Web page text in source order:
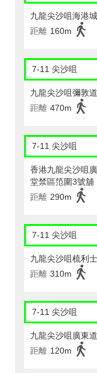
九龍尖沙咀海港
距離 160m
7-11 尖沙咀
九龍尖沙咀彌敦
距離 470m
7-11 尖沙咀
香港九龍尖沙咀
堂禁區笵圍3號舖
距離 290m
7-11 尖沙咀
九龍尖沙咀梳利
距離 310m
7-11 尖沙咀
九龍尖沙咀廣東
距離 120m